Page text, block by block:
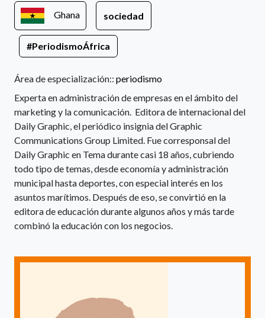
Ghana sociedad
#PeriodismoÁfrica
Área de especialización:: periodismo
Experta en administración de empresas en el ámbito del
marketing y la comunicación. Editora de internacional del
Daily Graphic, el periódico insignia del Graphic
Communications Group Limited. Fue corresponsal del
Daily Graphic en Tema durante casi 18 años, cubriendo
todo tipo de temas, desde economía y administración
municipal hasta deportes, con especial interés en los
asuntos marítimos. Después de eso, se convirtió en la
editora de educación durante algunos años y más tarde
combinó la educación con los negocios.